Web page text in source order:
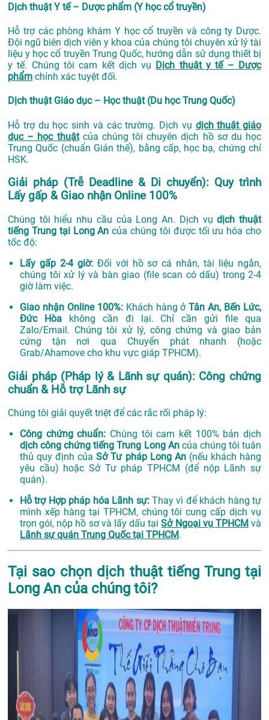
Dịch thuật Y tế – Dược phẩm (Y học cổ truyền)
Hỗ trợ các phòng khám Y học cổ truyền và công ty Dược.
Đội ngũ biên dịch viên y khoa của chúng tôi chuyên xử lý tài
liệu y học cổ truyền Trung Quốc, hướng dẫn sử dụng thiết bị
y tế. Chúng tôi cam kết dịch vụ Dịch thuật y tế – Dược
phẩm chính xác tuyệt đối.
Dịch thuật Giáo dục – Học thuật (Du học Trung Quốc)
Hỗ trợ du học sinh và các trường. Dịch vụ dịch thuật giáo
dục – học thuậtcủa chúng tôi chuyên dịch hồ sơ du học
Trung Quốc (chuẩn Giản thể), bằng cấp, học bạ, chứng chỉ
HSK.
Giải pháp (Trễ Deadline & Di chuyển): Quy trình
Lấy gấp & Giao nhận Online 100%
Chúng tôi hiểu nhu cầu của Long An. Dịch vụdịch thuật
tiếng Trung tại Long An của chúng tôi được tối ưu hóa cho
tốc độ:
Lấy gấp 2-4 giờ:Đối với hồ sơ cá nhân, tài liệu ngắn,
chúng tôi xử lý và bàn giao (file scan có dấu) trong 2-4
giờ làm việc.
Giao nhận Online 100%:Khách hàng ởTân An, Bến Lức,
Đức Hòakhông cần đi lại. Chỉ cần gửi file qua
Zalo/Email. Chúng tôi xử lý, công chứng và giao bản
cứng tận nơi qua Chuyển phát nhanh (hoặc
Grab/Ahamove cho khu vực giáp TPHCM).
Giải pháp (Pháp lý & Lãnh sự quán): Công chứng
chuẩn & Hỗ trợ Lãnh sự
Chúng tôi giải quyết triệt để các rắc rối pháp lý:
Công chứng chuẩn: Chúng tôi cam kết 100% bản dịch
dịch công chứng tiếng Trung Long Ancủa chúng tôi tuân
thủ quy định củaSở Tư pháp Long An(nếu khách hàng
yêu cầu) hoặc Sở Tư pháp TPHCM (để nộp Lãnh sự
quán).
Hỗ trợ Hợp pháp hóa Lãnh sự:Thay vì để khách hàng tự
mình xếp hàng tại TPHCM, chúng tôi cung cấp dịch vụ
trọn gói, nộp hồ sơ và lấy dấu tạiSở Ngoại vụ TPHCM và
Lãnh sự quán Trung Quốc tại TPHCM.
Tại sao chọn dịch thuật tiếng Trung tại
Long An của chúng tôi?